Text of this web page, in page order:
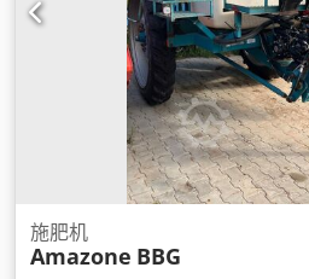
施肥机
Amazone BBG